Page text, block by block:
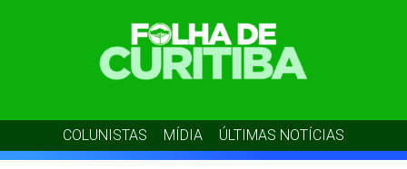
COLUNISTAS MÍDIA ÚLTIMAS NOTÍCIAS